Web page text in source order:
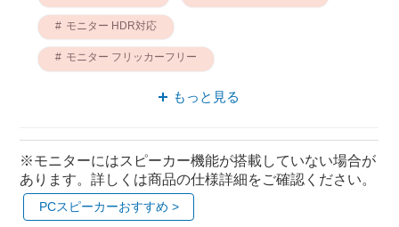
モニター HDR対応
モニター フリッカーフリー
HDMI接続 HDR対応
もっと見る
※モニターにはスピーカー機能が搭載していない場合が
あります。詳しくは商品の仕様詳細をご確認ください。
PCスピーカーおすすめ >